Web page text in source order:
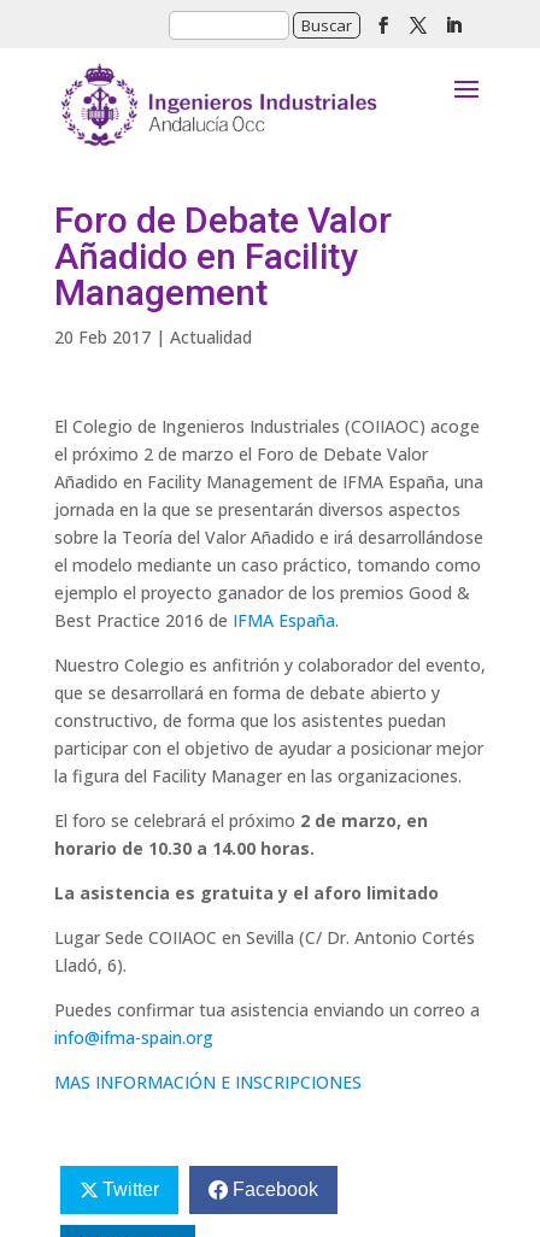
Foro de Debate Valor
Añadido en Facility
Management
20 Feb 2017| Actualidad
El Colegio de Ingenieros Industriales (COIIAOC) acoge
el próximo 2 de marzo el Foro de Debate Valor
Añadido en Facility Management de IFMA España, una
jornada en la que se presentarán diversos aspectos
sobre la Teoría del Valor Añadido e irá desarrollándose
el modelo mediante un caso práctico, tomando como
ejemplo el proyecto ganador de los premios Good &
Best Practice 2016 de IFMA España.
Nuestro Colegio es anfitrión y colaborador del evento,
que se desarrollará en forma de debate abierto y
constructivo, de forma que los asistentes puedan
participar con el objetivo de ayudar a posicionar mejor
la figura del Facility Manager en las organizaciones.
El foro se celebrará el próximo 2 de marzo, en
horario de 10.30 a 14.00 horas.
La asistencia es gratuita y el aforo limitado
Lugar Sede COIIAOC en Sevilla (C/ Dr. Antonio Cortés
Lladó, 6).
Puedes confirmar tua asistencia enviando un correo a
info@ifma-spain.org
MAS INFORMACIÓN E INSCRIPCIONES
Twitter Facebook